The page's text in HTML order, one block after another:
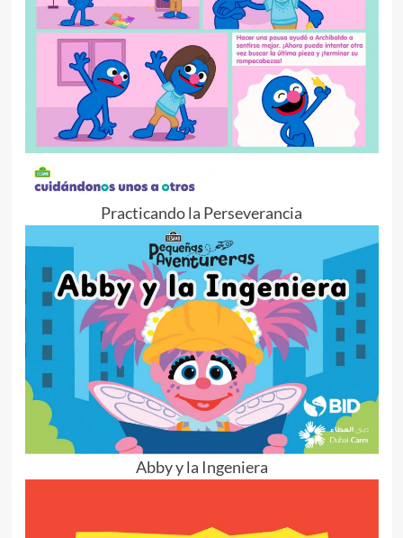
Practicando la Perseverancia
Abby y la Ingeniera